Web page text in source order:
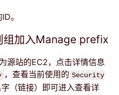
。
组加入Manage prefix
源站的EC2，点击详情信息
，查看当前使用的 Security
（链接）即可进入查看详